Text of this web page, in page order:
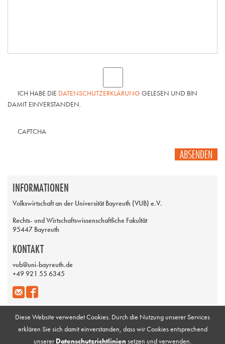
INFORMATIONEN
Volkswirtschaft an der Universität Bayreuth (VUB) e.V.
Rechts- und Wirtschaftswissenschaftliche Fakultät
95447 Bayreuth
KONTAKT
vub@uni-bayreuth.de
+49 921 55 6345
ICH HABE DIE DATENSCHUTZERKLÄRUNG GELESEN UND BIN
DAMIT EINVERSTANDEN.
CAPTCHA
ABSENDEN
Impressum
Galerie
Diese Website verwendet Cookies. Durch die Nutzung unserer Services
erklären Sie sich damit einverstanden, dass wir Cookies entsprechend
unserer Datenschutzrichtliniensetzen und verwenden.